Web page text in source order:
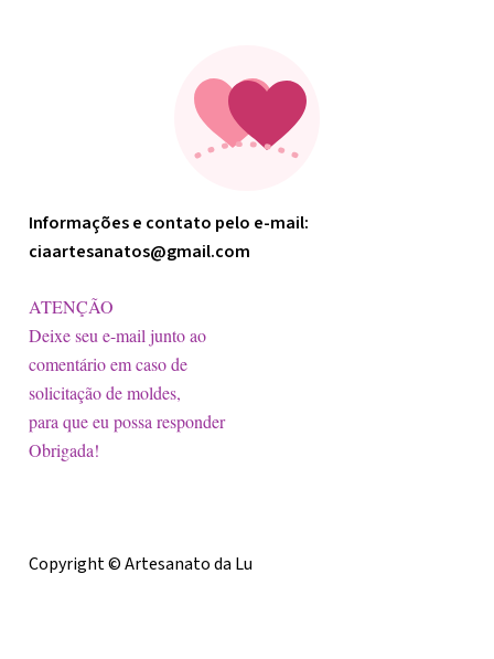
Informações e contato pelo e-mail:
ciaartesanatos@gmail.com
ATENÇÃO
Deixe seu e-mail junto ao
comentário em caso de
solicitação de moldes,
para que eu possa responder
Obrigada!
Copyright © Artesanato da Lu